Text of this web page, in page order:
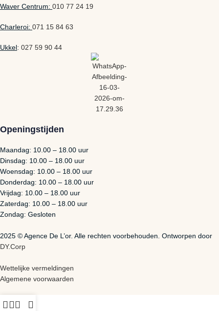
Waver Centrum: 010 77 24 19
Charleroi: 071 15 84 63
Ukkel: 027 59 90 44
Openingstijden
Maandag: 10.00 – 18.00 uur
Dinsdag: 10.00 – 18.00 uur
Woensdag: 10.00 – 18.00 uur
Donderdag: 10.00 – 18.00 uur
Vrijdag: 10.00 – 18.00 uur
Zaterdag: 10.00 – 18.00 uur
Zondag: Gesloten
2025 © Agence De L’or. Alle rechten voorbehouden. Ontworpen door
DY.Corp
Wettelijke vermeldingen
Algemene voorwaarden